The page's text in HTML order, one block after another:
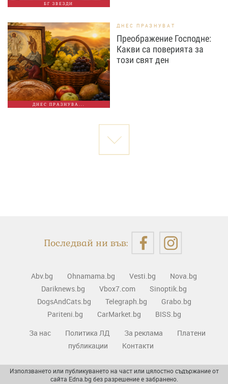
БГ ЗВЕЗДИ
ДНЕС ПРАЗНУВА...
ДНЕС ПРАЗНУВАТ
Преображение Господне:
Какви са поверията за
този свят ден
Последвай ни във:
Abv.bg Ohnamama.bg Vesti.bg
Nova.bg
Dariknews.bg
Vbox7.com
Sinoptik.bg
DogsAndCats.bg
Telegraph.bg
Grabo.bg
Pariteni.bg
CarMarket.bg
BISS.bg
За нас
Политика ЛД За реклама
Платени
публикации
Контакти
Използването или публикуването на част или цялостно съдържание от
сайта Edna.bg без разрешение е забранено.